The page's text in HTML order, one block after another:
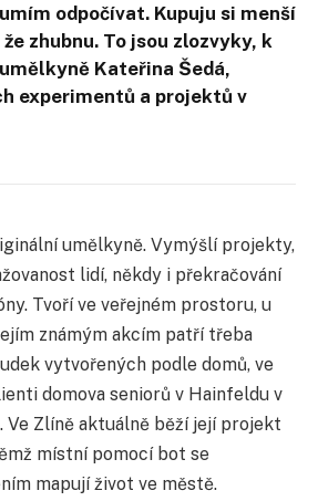
odpočívat. Kupuju si menší
zhubnu. To jsou zlozvyky, k
Kateřina Šedá,
experimentů a projektů v
umělkyně. Vymýšlí projekty,
lidí, někdy i překračování
Tvoří ve veřejném prostoru, u
známým akcím patří třeba
vytvořených podle domů, ve
domova seniorů v Hainfeldu v
Ve Zlíně aktuálně běží její projekt
místní pomocí bot se
mapují život ve městě.